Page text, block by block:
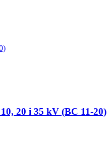
20 i 35 kV (BC 11-20)